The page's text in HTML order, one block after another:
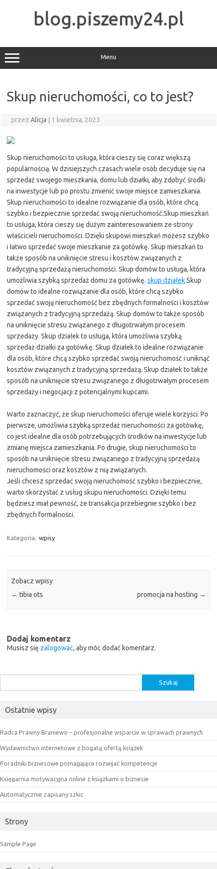
blog.piszemy24.pl
Menu
Skup nieruchomości, co to jest?
przez Alicja 1 kwietnia, 2023
Skup nieruchomości to usługa, która cieszy się coraz większą
popularnością. W dzisiejszych czasach wiele osób decyduje się na
sprzedaż swojego mieszkania, domu lub działki, aby zdobyć środki
na inwestycje lub po prostu zmienić swoje miejsce zamieszkania.
Skup nieruchomości to idealne rozwiązanie dla osób, które chcą
szybko i bezpiecznie sprzedać swoją nieruchomość.Skup mieszkań
to usługa, która cieszy się dużym zainteresowaniem ze strony
właścicieli nieruchomości. Dzięki skupowi mieszkań możesz szybko
i łatwo sprzedać swoje mieszkanie za gotówkę. Skup mieszkań to
także sposób na uniknięcie stresu i kosztów związanych z
tradycyjną sprzedażą nieruchomości. Skup domów to usługa, która
umożliwia szybką sprzedaż domu za gotówkę. skup działekSkup
domów to idealne rozwiązanie dla osób, które chcą szybko
sprzedać swoją nieruchomość bez zbędnych formalności i kosztów
związanych z tradycyjną sprzedażą. Skup domów to także sposób
na uniknięcie stresu związanego z długotrwałym procesem
sprzedaży. Skup działek to usługa, która umożliwia szybką
sprzedaż działki za gotówkę. Skup działek to idealne rozwiązanie
dla osób, które chcą szybko sprzedać swoją nieruchomość i uniknąć
kosztów związanych z tradycyjną sprzedażą. Skup działek to także
sposób na uniknięcie stresu związanego z długotrwałym procesem
sprzedaży i negocjacji z potencjalnymi kupcami.
Warto zaznaczyć, że skup nieruchomości oferuje wiele korzyści. Po
pierwsze, umożliwia szybką sprzedaż nieruchomości za gotówkę,
co jest idealne dla osób potrzebujących środków na inwestycje lub
zmianę miejsca zamieszkania. Po drugie, skup nieruchomości to
sposób na uniknięcie stresu związanego z tradycyjną sprzedażą
nieruchomości oraz kosztów z nią związanych.
Jeśli chcesz sprzedać swoją nieruchomość szybko i bezpiecznie,
warto skorzystać z usług skupu nieruchomości. Dzięki temu
będziesz miał pewność, że transakcja przebiegnie szybko i bez
zbędnych formalności.
Kategoria: wpisy
Zobacz wpisy
← tibia ots promocja na hosting →
Dodaj komentarz
Musisz się zalogować, aby móc dodać komentarz.
Ostatnie wpisy
Radca Prawny Braniewo – profesjonalne wsparcie w sprawach prawnych
Wydawnictwo internetowe z bogatą ofertą książek
Poradniki biznesowe pomagające rozwijać kompetencje
Księgarnia motywacyjna online z książkami o biznesie
Automatycznie zapisany szkic
Strony
Sample Page